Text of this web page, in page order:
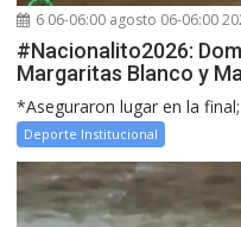
6 06-06:00 agosto 06-06:00
#Nacionalito2026:
Margaritas Blanco y
*Aseguraron lugar en la final;
Deporte Institucional